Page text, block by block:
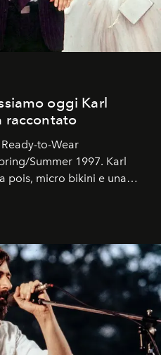
oggi Karl
raccontato
to-Wear
Summer 1997. Karl
pois, micro bikini e una
l'altra. Trent'anni dopo,
che abbiamo.